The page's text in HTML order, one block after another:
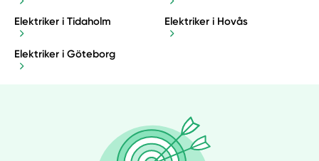
Elektriker i Tidaholm Elektriker i Hovås
Elektriker i Göteborg